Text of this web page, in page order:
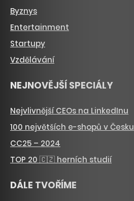
Byznys
Entertainment
Startupy
Vzdělávání
NEJNOVĚJŠÍ SPECIÁLY
Nejvlivnější CEOs na LinkedInu
100 největších e-shopů v Česku
CC25 – 2024
TOP 20 🇨🇿 herních studií
DÁLE TVOŘÍME